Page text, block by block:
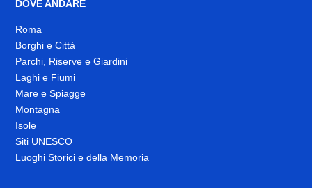
DOVE ANDARE
Roma
Borghi e Città
Parchi, Riserve e Giardini
Laghi e Fiumi
Mare e Spiagge
Montagna
Isole
Siti UNESCO
Luoghi Storici e della Memoria